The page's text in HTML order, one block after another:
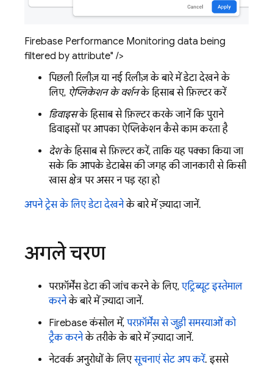
Firebase Performance Monitoring data being
filtered by attribute" />
पिछली रिलीज़ या नई रिलीज़ के बारे में डेटा देखने के
लिए, ऐप्लिकेशन के वर्शनके हिसाब से फ़िल्टर करें
डिवाइसके हिसाब से फ़िल्टर करके जानें कि पुराने
डिवाइसों पर आपका ऐप्लिकेशन कैसे काम करता है
देशके हिसाब से फ़िल्टर करें, ताकि यह पक्का किया जा
सके कि आपके डेटाबेस की जगह की जानकारी से किसी
खास क्षेत्र पर असर न पड़ रहा हो
अपने ट्रेस के लिए डेटा देखनेके बारे में ज़्यादा जानें.
अगले चरण
परफ़ॉर्मेंस डेटा की जांच करने के लिए, एट्रिब्यूट इस्तेमाल
करनेके बारे में ज़्यादा जानें.
Firebaseकंसोल में, परफ़ॉर्मेंस से जुड़ी समस्याओं को
ट्रैक करनेके तरीके के बारे में ज़्यादा जानें.
नेटवर्क अनुरोधों के लिएसूचनाएं सेट अप करें. इससे